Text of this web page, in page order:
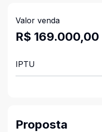
Valor venda
R$ 169.000,00
IPTU
Proposta